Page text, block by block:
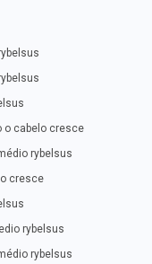
o cabelo cresce
rybelsus
cresce
rybelsus
rybelsus